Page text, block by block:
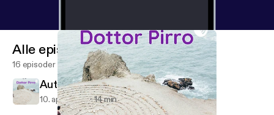
Alle episoder
16 episoder
Autoipnosi Motivante
10. apr. 2020 14 min